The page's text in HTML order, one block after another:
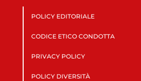
POLICY EDITORIALE
CODICE ETICO CONDOTTA
PRIVACY POLICY
POLICY DIVERSITÀ